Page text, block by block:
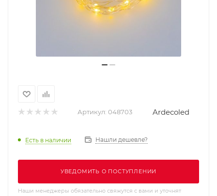
Артикул: 048703 Ardecoled
Есть в наличии Нашли дешевле?
УВЕДОМИТЬ О ПОСТУПЛЕНИИ
Наши менеджеры обязательно свяжутся с вами и уточнят